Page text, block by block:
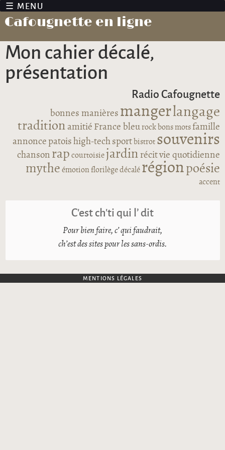
Cafougnette en ligne
Mon cahier décalé,
présentation
Radio Cafougnette
bonnes manières mangerlangage
tradition amitié France bleurock bons mots famille
annoncepatoishigh-techsport bistrot souvenirs
chanson rap courtoisiejardin récitvie quotidienne
mythe émotionflorilègedécalé régionpoésie
accent
C’est ch’ti qui l’ dit
Pour bien faire, c’ qui faudrait,
ch’est des sites pour les sans-ordis.
MENTIONS LÉGALES